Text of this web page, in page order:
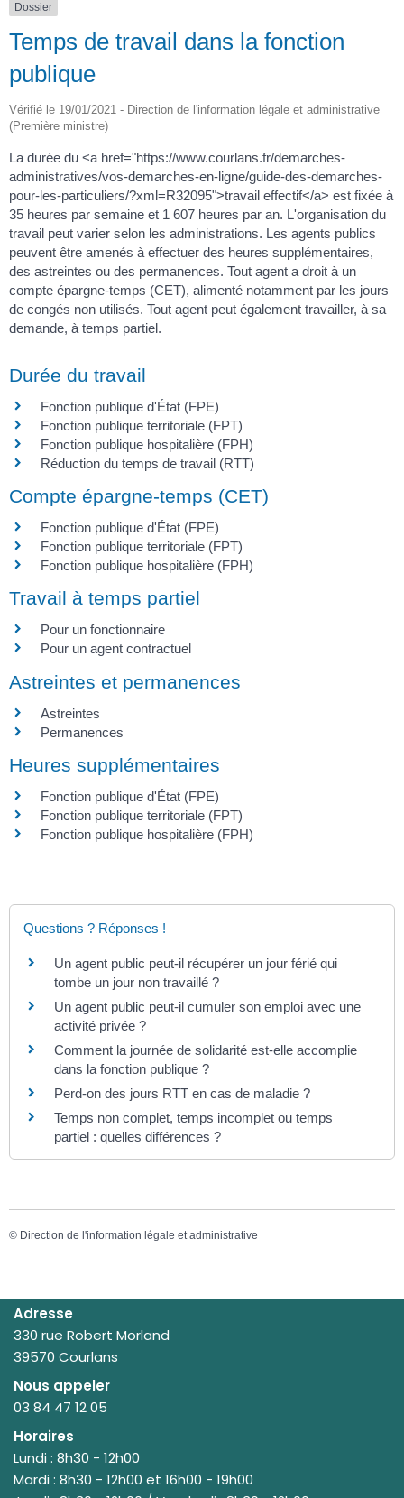
Dossier
Temps de travail dans la fonction
publique
Vérifié le 19/01/2021 - Direction de l'information légale et administrative
(Première ministre)
La durée du <a href="https://www.courlans.fr/demarches-
administratives/vos-demarches-en-ligne/guide-des-demarches-
pour-les-particuliers/?xml=R32095">travail effectif</a> est fixée à
35 heures par semaine et 1 607 heures par an. L'organisation du
travail peut varier selon les administrations. Les agents publics
peuvent être amenés à effectuer des heures supplémentaires,
des astreintes ou des permanences. Tout agent a droit à un
compte épargne-temps (CET), alimenté notamment par les jours
de congés non utilisés. Tout agent peut également travailler, à sa
demande, à temps partiel.
Durée du travail
Fonction publique d'État (FPE)
Fonction publique territoriale (FPT)
Fonction publique hospitalière (FPH)
Réduction du temps de travail (RTT)
Compte épargne-temps (CET)
Fonction publique d'État (FPE)
Fonction publique territoriale (FPT)
Fonction publique hospitalière (FPH)
Travail à temps partiel
Pour un fonctionnaire
Pour un agent contractuel
Astreintes et permanences
Astreintes
Permanences
Heures supplémentaires
Fonction publique d'État (FPE)
Fonction publique territoriale (FPT)
Fonction publique hospitalière (FPH)
Questions ? Réponses !
Un agent public peut-il récupérer un jour férié qui
tombe un jour non travaillé ?
Un agent public peut-il cumuler son emploi avec une
activité privée ?
Comment la journée de solidarité est-elle accomplie
dans la fonction publique ?
Perd-on des jours RTT en cas de maladie ?
Temps non complet, temps incomplet ou temps
partiel : quelles différences ?
© Direction de l'information légale et administrative
Adresse
330 rue Robert Morland
39570 Courlans
Nous appeler
03 84 47 12 05
Horaires
Lundi : 8h30 - 12h00
Mardi : 8h30 - 12h00 et 16h00 - 19h00